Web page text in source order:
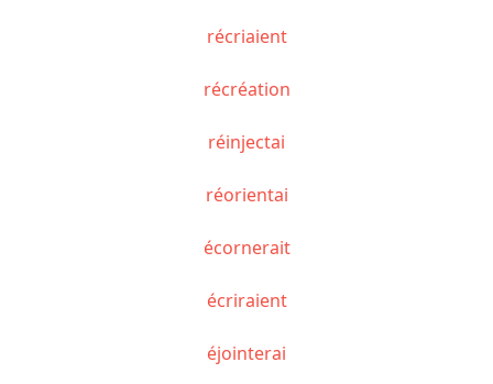
récriaient
récréation
réinjectai
réorientai
écornerait
écriraient
éjointerai